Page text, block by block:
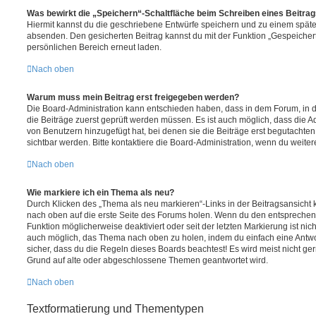
Was bewirkt die „Speichern“-Schaltfläche beim Schreiben eines
Hiermit kannst du die geschriebene Entwürfe speichern und zu einem
absenden. Den gesicherten Beitrag kannst du mit der Funktion
persönlichen Bereich erneut laden.
Nach oben
Warum muss mein Beitrag erst freigegeben werden?
Die Board-Administration kann entschieden haben, dass in dem Forum, in
die Beiträge zuerst geprüft werden müssen. Es ist auch möglich, dass die
von Benutzern hinzugefügt hat, bei denen sie die Beiträge erst
sichtbar werden. Bitte kontaktiere die Board-Administration, wenn du
Nach oben
Wie markiere ich ein Thema als neu?
Durch Klicken des „Thema als neu markieren“-Links in der
nach oben auf die erste Seite des Forums holen. Wenn du den
Funktion möglicherweise deaktiviert oder seit der letzten Markierung ist
auch möglich, das Thema nach oben zu holen, indem du einfach eine
sicher, dass du die Regeln dieses Boards beachtest! Es wird meist nicht
Grund auf alte oder abgeschlossene Themen geantwortet wird.
Nach oben
Textformatierung und Thementypen